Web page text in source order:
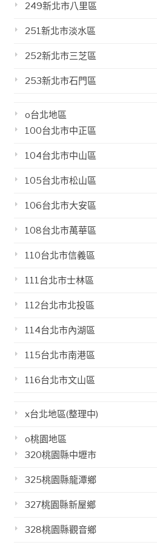
249新北市八里區
251新北市淡水區
252新北市三芝區
253新北市石門區
o台北地區
100台北市中正區
104台北市中山區
105台北市松山區
106台北市大安區
108台北市萬華區
110台北市信義區
111台北市士林區
112台北市北投區
114台北市內湖區
115台北市南港區
116台北市文山區
x台北地區(整理中)
o桃園地區
320桃園縣中壢市
325桃園縣龍潭鄉
327桃園縣新屋鄉
328桃園縣觀音鄉